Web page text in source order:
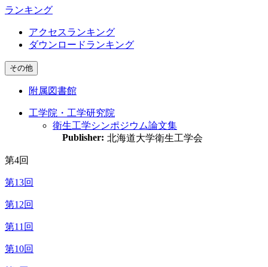
ランキング
アクセスランキング
ダウンロードランキング
その他
附属図書館
工学院・工学研究院
衛生工学シンポジウム論文集
Publisher: 北海道大学衛生工学会
第4回
第13回
第12回
第11回
第10回